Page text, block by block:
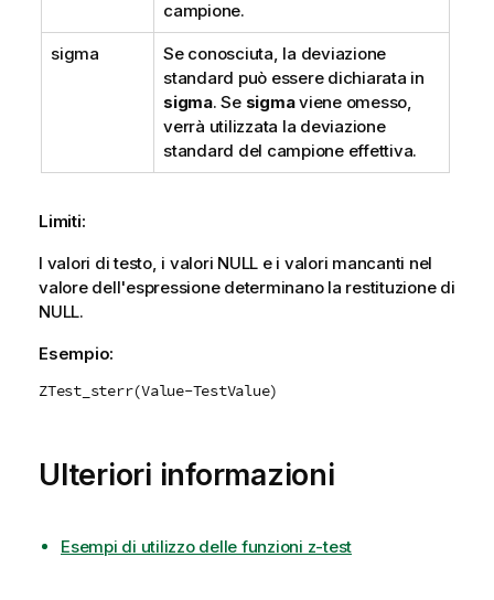
campione.
sigma
Se conosciuta, la deviazione
standard può essere dichiarata in
sigma. Se sigmaviene omesso,
verrà utilizzata la deviazione
standard del campione effettiva.
Limiti:
I valori di testo, i valori NULL e i valori mancanti nel
valore dell'espressione determinano la restituzione di
NULL.
Esempio:
ZTest_sterr(Value-TestValue)
Ulteriori informazioni
Esempi di utilizzo delle funzioni z-test